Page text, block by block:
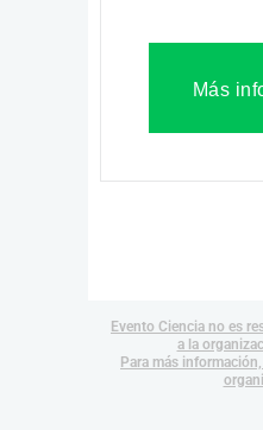
Más
Evento Ciencia no es
a la
Para más